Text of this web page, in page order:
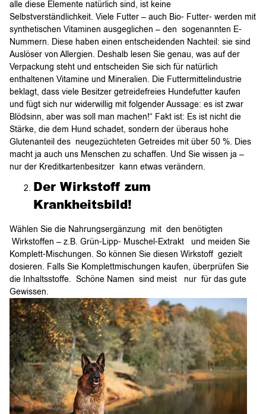
alle diese Elemente natürlich sind, ist keine
Selbstverständlichkeit. Viele Futter – auch Bio- Futter- werden mit
synthetischen Vitaminen ausgeglichen – den sogenannten E-
Nummern. Diese haben einen entscheidenden Nachteil: sie sind
Auslöser von Allergien. Deshalb lesen Sie genau, was auf der
Verpackung steht und entscheiden Sie sich für natürlich
enthaltenen Vitamine und Mineralien. Die Futtermittelindustrie
beklagt, dass viele Besitzer getreidefreies Hundefutter kaufen
und fügt sich nur widerwillig mit folgender Aussage: es ist zwar
Blödsinn, aber was soll man machen!“ Fakt ist: Es ist nicht die
Stärke, die dem Hund schadet, sondern der überaus hohe
Glutenanteil des neugezüchteten Getreides mit über 50 %. Dies
macht ja auch uns Menschen zu schaffen. Und Sie wissen ja –
nur der Kreditkartenbesitzer kann etwas verändern.
Der Wirkstoff zum
Krankheitsbild!
Wählen Sie die Nahrungsergänzung mit den benötigten
Wirkstoffen – z.B. Grün-Lipp- Muschel-Extrakt und meiden Sie
Komplett-Mischungen. So können Sie diesen Wirkstoff gezielt
dosieren. Falls Sie Komplettmischungen kaufen, überprüfen Sie
die Inhaltsstoffe. Schöne Namen sind meist nur für das gute
Gewissen.